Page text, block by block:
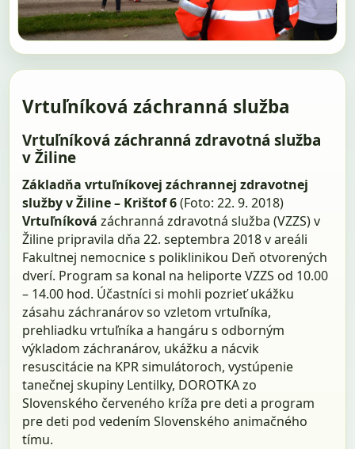
Vrtuľníková záchranná služba
Vrtuľníková záchranná zdravotná služba
v Žiline
Základňa vrtuľníkovej záchrannej zdravotnej
služby v Žiline – Krištof 6(Foto: 22. 9. 2018)
Vrtuľníková záchranná zdravotná služba (VZZS) v
Žiline pripravila dňa 22. septembra 2018 v areáli
Fakultnej nemocnice s poliklinikou Deň otvorených
dverí. Program sa konal na heliporte VZZS od 10.00
– 14.00 hod. Účastníci si mohli pozrieť ukážku
zásahu záchranárov so vzletom vrtuľníka,
prehliadku vrtuľníka a hangáru s odborným
výkladom záchranárov, ukážku a nácvik
resuscitácie na KPR simulátoroch, vystúpenie
tanečnej skupiny Lentilky, DOROTKA zo
Slovenského červeného kríža pre deti a program
pre deti pod vedením Slovenského animačného
tímu.